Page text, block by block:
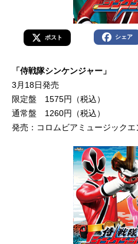
ポスト シェア
「侍戦隊シンケンジャー」
3月18日発売
限定盤 1575円（税込）
通常盤 1260円（税込）
発売：コロムビアミュージックエ